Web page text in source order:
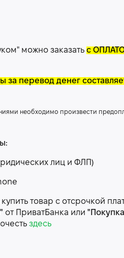
можно заказать с
за перевод денег
необходимо произвести
лиц и ФЛП)
товар с отсрочкой
от ПриватБанка или
здесь